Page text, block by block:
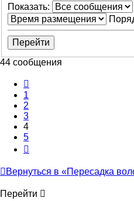
Показать:
44 сообщения
1
2
3
4
5
Вернуться в «Пересадка
Перейти